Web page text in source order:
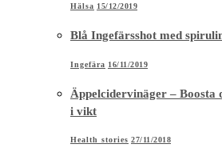
Hälsa 15/12/2019
Blå Ingefärsshot med
Ingefära 16/11/2019
Äppelcidervinäger –
i vikt
Health stories 27/11/2018